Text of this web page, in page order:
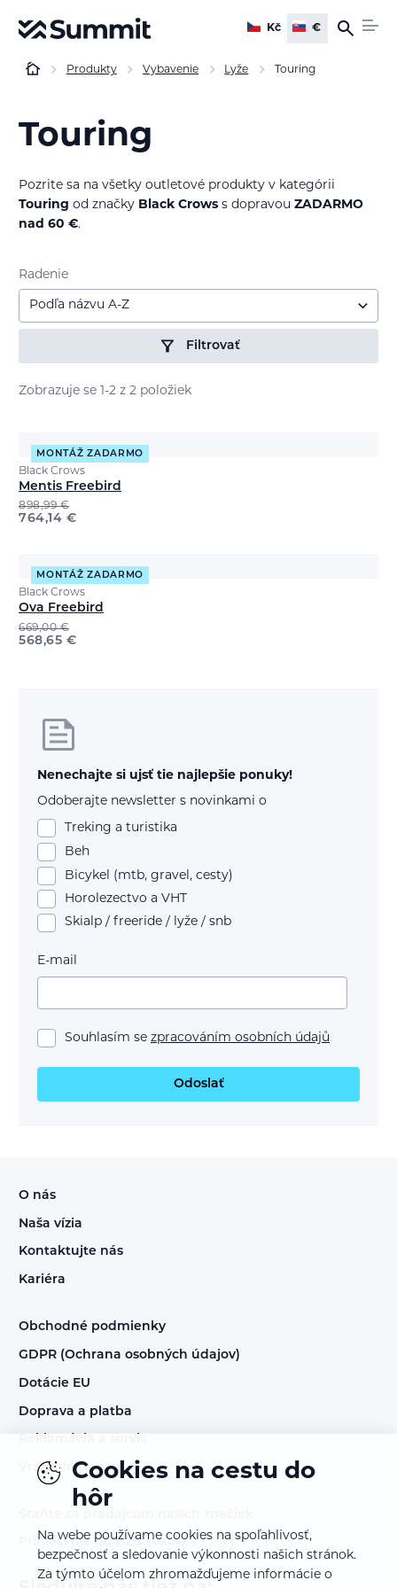
Kč €
Produkty Vybavenie Lyže Touring
Touring
Pozrite sa na všetky outletové produkty v kategórii
Touring od značky Black Crows s dopravou ZADARMO
nad 60 €.
Radenie
Podľa názvu A-Z
Filtrovať
Zobrazuje se 1-2 z 2 položiek
MONTÁŽ ZADARMO
Black Crows
Mentis Freebird
898,99€
764,14 €
MONTÁŽ ZADARMO
Black Crows
Ova Freebird
669,00€
568,65 €
Nenechajte si ujsť tie najlepšie ponuky!
Odoberajte newsletter s novinkami o
Treking a turistika
Beh
Bicykel (mtb, gravel, cesty)
Horolezectvo a VHT
Skialp / freeride / lyže / snb
E-mail
Souhlasím se zpracováním osobních údajů
Odoslať
O nás
Naša vízia
Kontaktujte nás
Kariéra
Obchodné podmienky
GDPR (Ochrana osobných údajov)
Dotácie EU
Doprava a platba
Vrátenie tovaru
Prihlásenie do B2B sekcie
Cookies na cestu do
hôr
Na webe používame cookies na spoľahlivosť,
bezpečnosť a sledovanie výkonnosti našich stránok.
Za týmto účelom zhromažďujeme informácie o